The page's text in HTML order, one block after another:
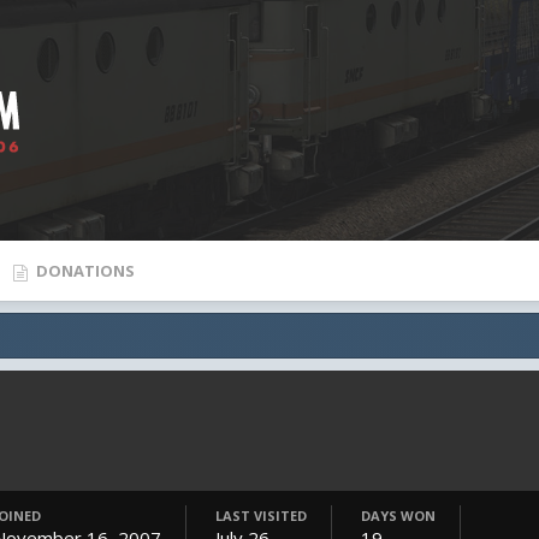
DONATIONS
LAST VISITED DAYS WON